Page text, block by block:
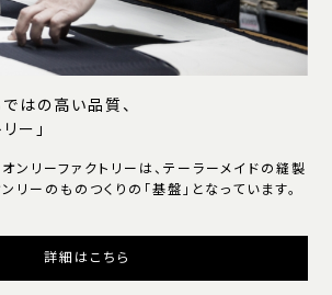
はの高い品質、
ー」
ンリーファクトリーは、テーラーメイドの縫製
リーのものつくりの「基盤」となっています。
詳細はこちら